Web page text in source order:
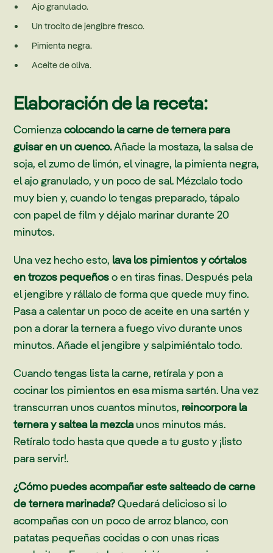
Ajo granulado.
Un trocito de jengibre fresco.
Pimienta negra.
Aceite de oliva.
Elaboración de la receta:
Comienzacolocando la carne de ternera para
guisar en un cuenco.Añade la mostaza, la salsa de
soja, el zumo de limón, el vinagre, la pimienta negra,
el ajo granulado, y un poco de sal. Mézclalo todo
muy bien y, cuando lo tengas preparado, tápalo
con papel de film y déjalo marinar durante 20
minutos.
Una vez hecho esto, lava los pimientos y córtalos
en trozos pequeñoso en tiras finas. Después pela
el jengibre y rállalo de forma que quede muy fino.
Pasa a calentar un poco de aceite en una sartén y
pon a dorar la ternera a fuego vivo durante unos
minutos. Añade el jengibre y salpimiéntalo todo.
Cuando tengas lista la carne, retírala y pon a
cocinar los pimientos en esa misma sartén. Una vez
transcurran unos cuantos minutos, reincorpora la
ternera y saltea la mezclaunos minutos más.
Retíralo todo hasta que quede a tu gusto y ¡listo
para servir!.
¿Cómo puedes acompañar este salteado de carne
de ternera marinada?Quedará delicioso si lo
acompañas con un poco de arroz blanco, con
patatas pequeñas cocidas o con unas ricas